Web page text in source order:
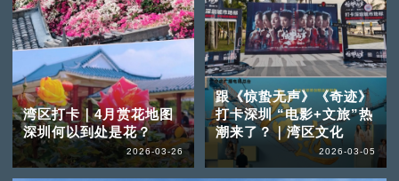
湾区打卡｜4月赏花地图
深圳何以到处是花？
2026-03-26
跟《惊蛰无声》《奇迹》
打卡深圳 “电影+文旅”热
潮来了？｜湾区文化
2026-03-05